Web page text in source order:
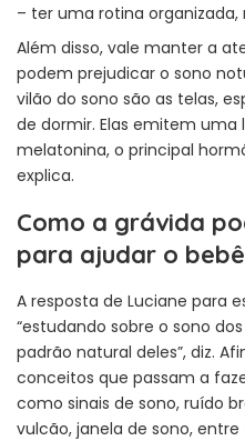
– ter uma rotina organizada,
Além disso, vale manter a
podem prejudicar o sono
vilão do sono são as telas,
de dormir. Elas emitem uma
melatonina, o principal
explica.
Como a grávida
para ajudar o
A resposta de Luciane para
“estudando sobre o sono
padrão natural deles”, diz.
conceitos que passam a
como sinais de sono, ruído
vulcão, janela de sono,